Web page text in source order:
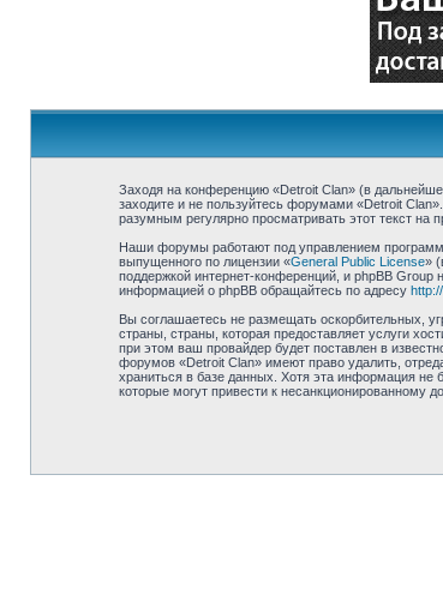
Заходя на конференцию «Detroit Clan» (в
заходите и не пользуйтесь форумами «Detroit
разумным регулярно просматривать этот текст на
Наши форумы работают под управлением
выпущенного по лицензии «General Public License»
поддержкой интернет-конференций, и phpBB Group
информацией о phpBB обращайтесь по адресу
Вы соглашаетесь не размещать оскорбительных,
страны, страны, которая предоставляет услуги
при этом ваш провайдер будет поставлен в
форумов «Detroit Clan» имеют право удалить,
храниться в базе данных. Хотя эта информация не
которые могут привести к несанкционированному